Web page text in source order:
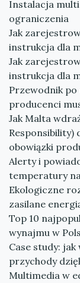
Instalacja
ograniczenia
Jak
instrukcja dla
Jak
instrukcja dla
Przewodnik
producenci
Jak Malta
Responsibility)
obowiązki
Alerty i
temperatury
Ekologiczne
zasilane
Top 10
wynajmu w
Case study: jak
przychody
Multimedia w